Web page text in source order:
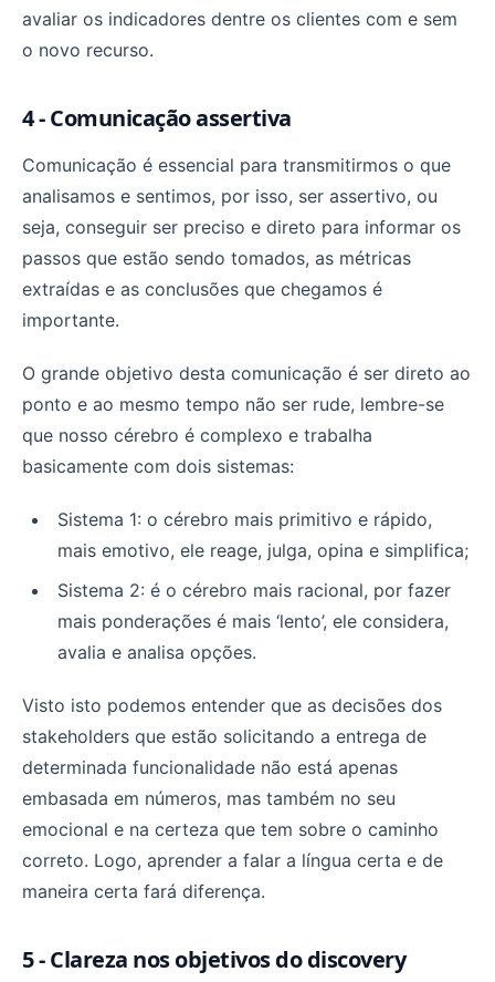
avaliar os indicadores dentre os clientes com e sem
o novo recurso.
4 - Comunicação assertiva
Comunicação é essencial para transmitirmos o que
analisamos e sentimos, por isso, ser assertivo, ou
seja, conseguir ser preciso e direto para informar os
passos que estão sendo tomados, as métricas
extraídas e as conclusões que chegamos é
importante.
O grande objetivo desta comunicação é ser direto ao
ponto e ao mesmo tempo não ser rude, lembre-se
que nosso cérebro é complexo e trabalha
basicamente com dois sistemas:
Sistema 1: o cérebro mais primitivo e rápido,
mais emotivo, ele reage, julga, opina e simplifica;
Sistema 2: é o cérebro mais racional, por fazer
mais ponderações é mais ‘lento’, ele considera,
avalia e analisa opções.
Visto isto podemos entender que as decisões dos
stakeholders que estão solicitando a entrega de
determinada funcionalidade não está apenas
embasada em números, mas também no seu
emocional e na certeza que tem sobre o caminho
correto. Logo, aprender a falar a língua certa e de
maneira certa fará diferença.
5 - Clareza nos objetivos do discovery